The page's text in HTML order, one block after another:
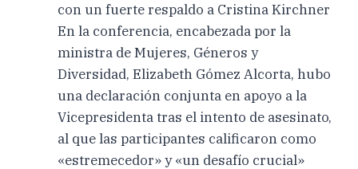
con un fuerte respaldo a Cristina Kirchner
En la conferencia, encabezada por la
ministra de Mujeres, Géneros y
Diversidad, Elizabeth Gómez Alcorta, hubo
una declaración conjunta en apoyo a la
Vicepresidenta tras el intento de asesinato,
al que las participantes calificaron como
«estremecedor» y «un desafío crucial»